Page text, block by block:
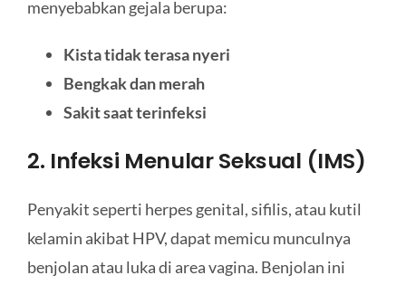
menyebabkan gejala berupa:
Kista tidak terasa nyeri
Bengkak dan merah
Sakit saat terinfeksi
2. Infeksi Menular Seksual (IMS)
Penyakit seperti herpes genital, sifilis, atau kutil
kelamin akibat HPV, dapat memicu munculnya
benjolan atau luka di area vagina. Benjolan ini